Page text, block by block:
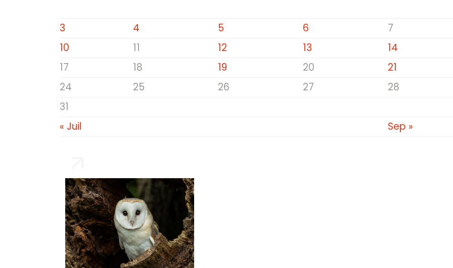
3
4 5 6 7
10
11 12 13 14
17
18 19 20 21
24
25 26 27 28
31
« Juil
Sep »